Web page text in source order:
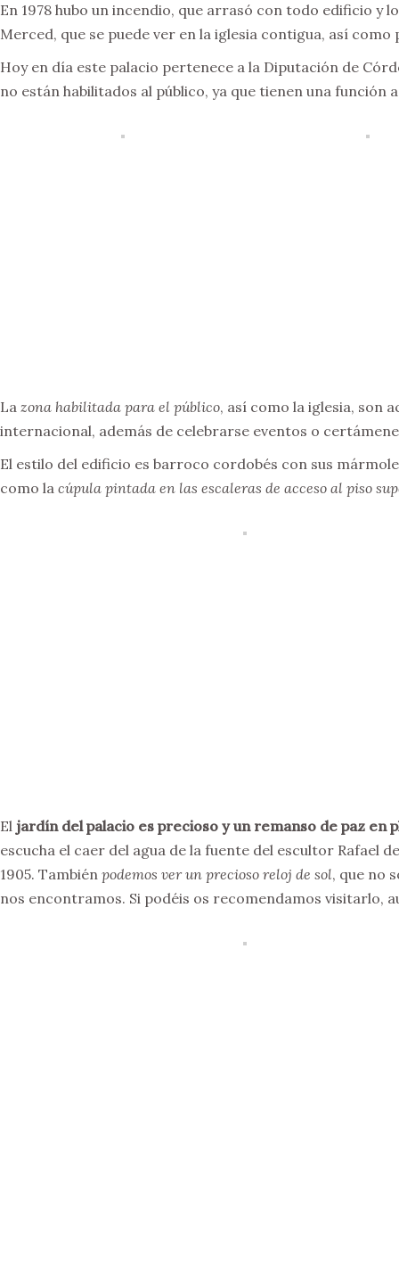
En 1978 hubo un incendio, que arrasó con todo edificio
Merced, que se puede ver en la iglesia contigua, así
Hoy en día este palacio pertenece a la Diputación de
no están habilitados al público, ya que tienen una
La zona habilitada para el público, así como la iglesia, son
internacional, además de celebrarse eventos o
El estilo del edificio es barroco cordobés con sus
como la cúpula pintada en las escaleras de acceso al piso
El jardín del palacio es precioso y un remanso de paz en
escucha el caer del agua de la fuente del escultor Rafael
1905. También podemos ver un precioso reloj de sol, que no
nos encontramos. Si podéis os recomendamos visitarlo,